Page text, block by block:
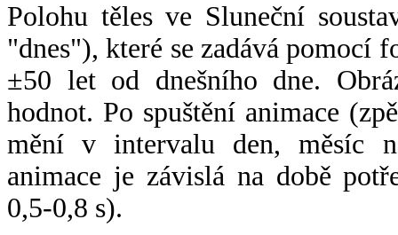
Polohu těles ve Sluneční
"dnes"), které se zadává pomocí
±50 let od dnešního dne.
hodnot. Po spuštění animace
mění v intervalu den, měsíc
animace je závislá na době
0,5-0,8 s).